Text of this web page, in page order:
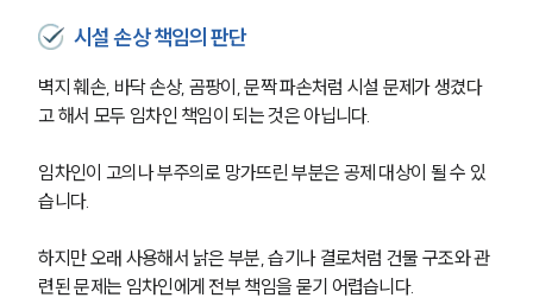
고객의 소리
통합검색
AI대륜
법률정보
법률지식인
고객후기
시설 손상 책임의 판단
벽지 훼손, 바닥 손상, 곰팡이, 문짝 파손처럼 시설 문제가 생겼다
고 해서 모두 임차인 책임이 되는 것은 아닙니다.
임차인이 고의나 부주의로 망가뜨린 부분은 공제 대상이 될 수 있
습니다.
하지만 오래 사용해서 낡은 부분, 습기나 결로처럼 건물 구조와 관
련된 문제는 임차인에게 전부 책임을 묻기 어렵습니다.